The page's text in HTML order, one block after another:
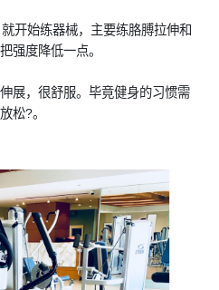
开始练器械，主要练胳膊拉伸和
强度降低一点。
展，很舒服。毕竟健身的习惯需
松?。